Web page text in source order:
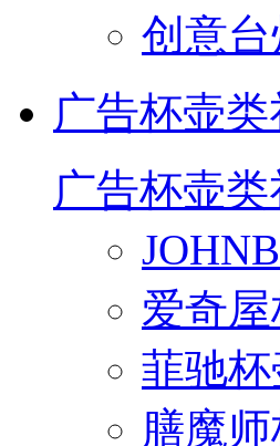
创意台
广告杯壶类
广告杯壶类
爱奇
菲驰杯
膳魔